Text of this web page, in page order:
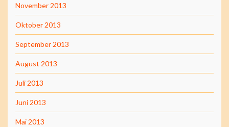
November 2013
Oktober 2013
September 2013
August 2013
Juli 2013
Juni 2013
Mai 2013